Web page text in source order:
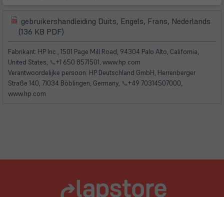
(öffnet
in
neuem
Tab)
gebruikershandleiding Duits, Engels, Frans, Nederlands
(136 KB PDF)
in
neuem
Tab)
Fabrikant: HP Inc., 1501 Page Mill Road, 94304 Palo Alto, California,
United States, 📞+1 650 8571501, www.hp.com
Verantwoordelijke persoon: HP Deutschland GmbH, Herrenberger
Straße 140, 71034 Böblingen, Germany, 📞+49 70314507000,
www.hp.com